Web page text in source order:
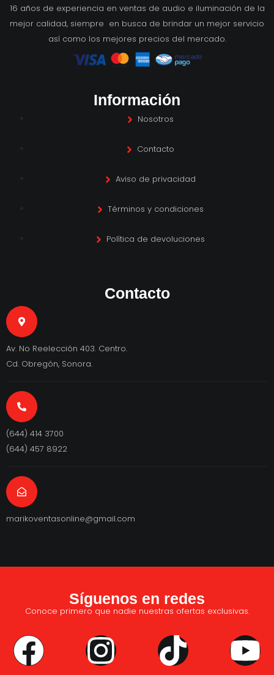
16 años de experiencia en ventas de audio e iluminación de la
mejor calidad, siempre en busca de brindar un mejor servicio
así como los mejores precios del mercado.
Información
Nosotros
Contacto
Aviso de privacidad
Términos y condiciones
Política de devoluciones
Contacto
Av. No Reelección 403. Centro.
Cd. Obregón, Sonora.
(644) 414 3700
(644) 457 8922
marikoventasonline@gmail.com
Síguenos en redes
Conoce primero que nadie nuestras ofertas exclusivas.